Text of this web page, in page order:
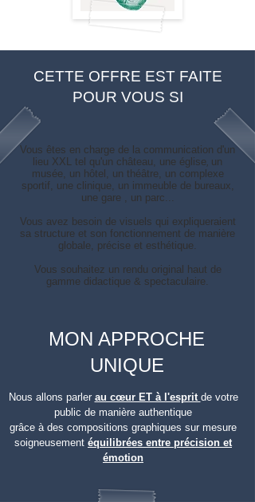
CETTE OFFRE EST FAITE
POUR VOUS SI
Vous êtes en charge de la communication d'un
lieu XXL tel qu'un château, une église, un
musée, un hôtel, un théâtre, un complexe
sportif, une clinique, un immeuble de bureaux,
une gare , un parc...
Vous avez besoin de visuels qui expliqueraient
sa structure et son fonctionnement de manière
globale, précise et esthétique.
Vous souhaitez un rendu original haut de
gamme didactique & spectaculaire.
MON APPROCHE
UNIQUE
Nous allons parler au cœur ET à l'esprit de votre
public de manière authentique
grâce à des compositions graphiques sur mesure
soigneusement équilibrées entre précision et
émotion